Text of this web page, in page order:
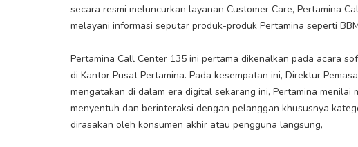
secara resmi meluncurkan layanan Customer Care, Pertamina
melayani informasi seputar produk-produk Pertamina seperti
Pertamina Call Center 135 ini pertama dikenalkan pada acara
di Kantor Pusat Pertamina. Pada kesempatan ini, Direktur
mengatakan di dalam era digital sekarang ini, Pertamina
menyentuh dan berinteraksi dengan pelanggan khususnya
dirasakan oleh konsumen akhir atau pengguna langsung,